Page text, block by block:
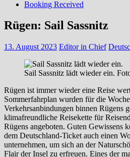
Booking Received
Rügen: Sail Sassnitz
13. August 2023 Editor in Chief
Sail Sassnitz lädt wieder ein.
Rügen ist immer wieder eine Reise
Sommerfahrplan wurden für die
Verkehrsanbindungen binnen Rügens
klimafreundliche Reisekette für
Rügens angeboten. Guten Gewissens
dem Deutschland-Ticket auch einen
unternehmen, um sich an der
Flair der Insel zu erfreuen. Eines der